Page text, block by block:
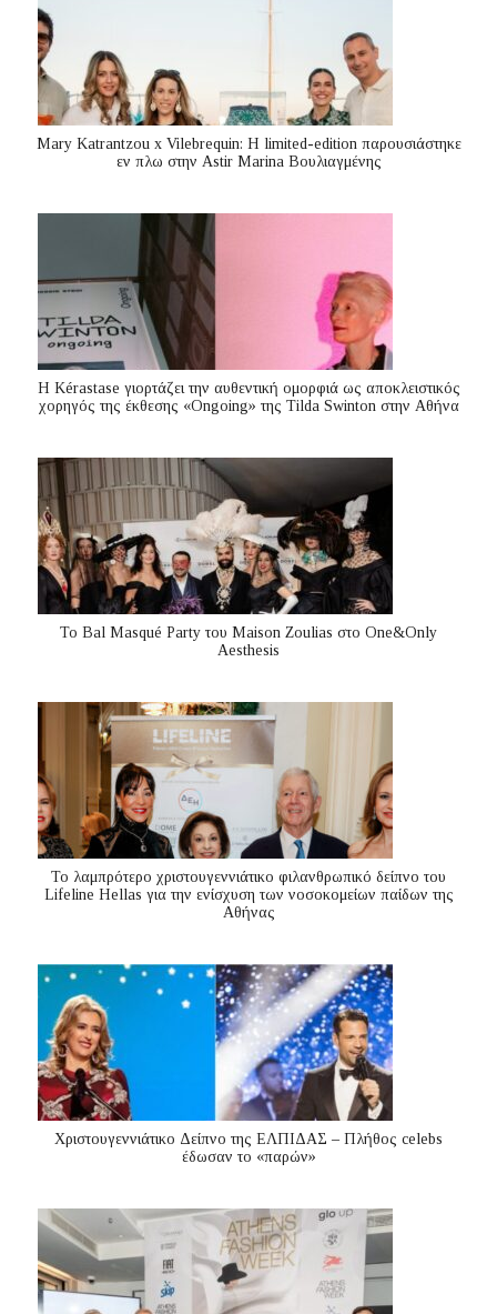
Mary Katrantzou x Vilebrequin: Η limited-edition παρουσιάστηκε
εν πλω στην Astir Marina Βουλιαγμένης
Η Kérastase γιορτάζει την αυθεντική ομορφιά ως αποκλειστικός
χορηγός της έκθεσης «Ongoing» της Tilda Swinton στην Αθήνα
Το Bal Masqué Party του Maison Zoulias στο One&Only
Aesthesis
Το λαμπρότερο χριστουγεννιάτικο φιλανθρωπικό δείπνο του
Lifeline Hellas για την ενίσχυση των νοσοκομείων παίδων της
Αθήνας
Χριστουγεννιάτικο Δείπνο της ΕΛΠΙΔΑΣ – Πλήθος celebs
έδωσαν το «παρών»